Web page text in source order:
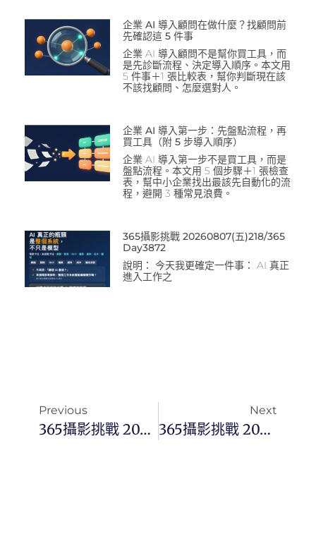
企業 AI 導入顧問在做什麼？找顧問前
先確認這 5 件事
企業 AI 導入顧問不是幫你買工具，而
是先診斷流程、決定導入順序。本文用
5 件事＋1 張比較表，幫你判斷現在該
不該找顧問、怎麼選對人。
企業 AI 導入第一步：先盤點流程，再
買工具（附 5 步導入順序）
企業 AI 導入第一步不是買工具，而是
盤點流程。本文用 5 個步驟＋1 張檢查
表，幫中小企業找出最該先自動化的流
程，避開 3 種常見浪費。
365攝影挑戰 20260807(五)218/365
Day3872
說明： 今天我更確定一件事： AI 真正
進入工作之
Previous
365攝影挑戰 20241111(一) 316/366 Day3219
Next
365攝影挑戰 20241113(三)318/366 Day3221